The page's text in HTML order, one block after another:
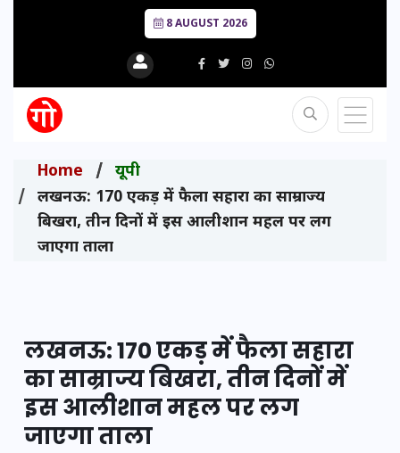
8 AUGUST 2026
Home
यूपी
लखनऊ: 170 एकड़ में फैला सहारा का साम्राज्य
बिखरा, तीन दिनों में इस आलीशान महल पर लग
जाएगा ताला
लखनऊ: 170 एकड़ में फैला सहारा
का साम्राज्य बिखरा, तीन दिनों में
इस आलीशान महल पर लग
जाएगा ताला